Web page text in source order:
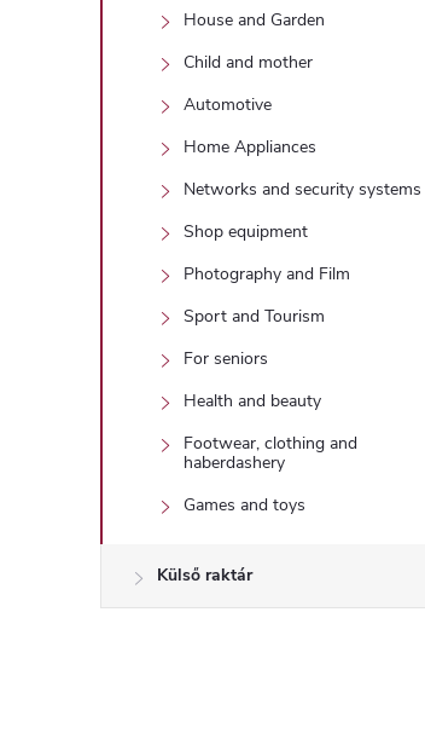
House and Garden
Child and mother
Automotive
Home Appliances
Networks and security systems
Shop equipment
Photography and Film
Sport and Tourism
For seniors
Health and beauty
Footwear, clothing and
haberdashery
Games and toys
Külső raktár